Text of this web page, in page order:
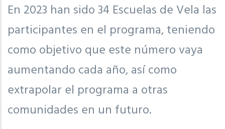
En 2023 han sido 34 Escuelas de Vela las
participantes en el programa, teniendo
como objetivo que este número vaya
aumentando cada año, así como
extrapolar el programa a otras
comunidades en un futuro.